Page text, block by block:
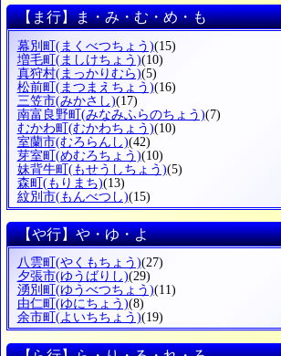
【ま行】ま・み・む・め・も
幕別町(まくべつちょう)(15)
増毛町(ましけちょう)(10)
真狩村(まっかりむら)(5)
松前町(まつまえちょう)(16)
三笠市(みかさし)(17)
南富良野町(みなみふらのちょう)(7)
むかわ町(むかわちょう)(10)
室蘭市(むろらんし)(42)
芽室町(めむろちょう)(10)
妹背牛町(もせうしちょう)(5)
森町(もりまち)(13)
紋別市(もんべつし)(15)
【や行】や・ゆ・よ
八雲町 (やくもちょう)(27)
夕張市(ゆうばりし)(29)
湧別町 (ゆうべつちょう)(11)
由仁町 (ゆにちょう)(8)
余市町 (よいちちょう)(19)